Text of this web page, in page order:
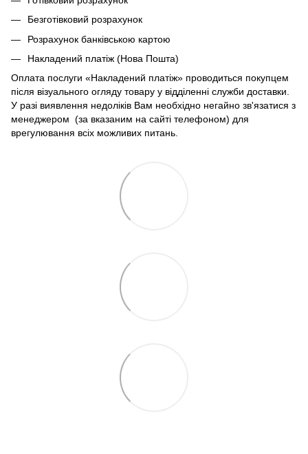
Безготівковий розрахунок
Розрахунок банківською картою
Накладений платіж (Нова Пошта)
Оплата послуги «Накладений платіж» проводиться покупцем
після візуального огляду товару у відділенні служби доставки.
У разі виявлення недоліків Вам необхідно негайно зв'язатися з
менеджером (за вказаним на сайті телефоном) для
врегулювання всіх можливих питань.